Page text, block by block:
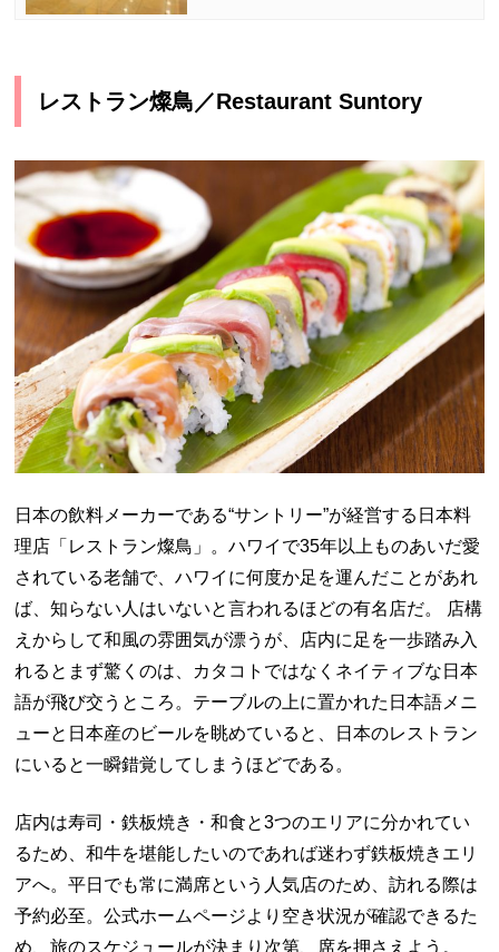
レストラン燦鳥／Restaurant Suntory
日本の飲料メーカーである“サントリー”が経営する日本料
理店「レストラン燦鳥」。ハワイで35年以上ものあいだ愛
されている老舗で、ハワイに何度か足を運んだことがあれ
ば、知らない人はいないと言われるほどの有名店だ。 店構
えからして和風の雰囲気が漂うが、店内に足を一歩踏み入
れるとまず驚くのは、カタコトではなくネイティブな日本
語が飛び交うところ。テーブルの上に置かれた日本語メニ
ューと日本産のビールを眺めていると、日本のレストラン
にいると一瞬錯覚してしまうほどである。
店内は寿司・鉄板焼き・和食と3つのエリアに分かれてい
るため、和牛を堪能したいのであれば迷わず鉄板焼きエリ
アへ。平日でも常に満席という人気店のため、訪れる際は
予約必至。公式ホームページより空き状況が確認できるた
め、旅のスケジュールが決まり次第、席を押さえよう。